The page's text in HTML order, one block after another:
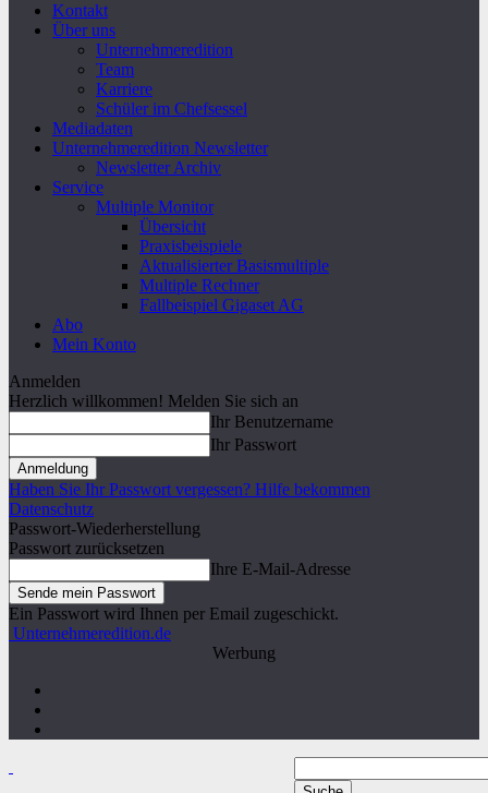
Kontakt
Über uns
Unternehmeredition
Team
Karriere
Schüler im Chefsessel
Mediadaten
Unternehmeredition Newsletter
Newsletter Archiv
Service
Multiple Monitor
Übersicht
Praxisbeispiele
Aktualisierter Basismultiple
Multiple Rechner
Fallbeispiel Gigaset AG
Abo
Mein Konto
Anmelden
Herzlich willkommen! Melden Sie sich an
Ihr Benutzername
Ihr Passwort
Haben Sie Ihr Passwort vergessen? Hilfe bekommen
Datenschutz
Passwort-Wiederherstellung
Passwort zurücksetzen
Ihre E-Mail-Adresse
Ein Passwort wird Ihnen per Email zugeschickt.
Unternehmeredition.de
Werbung